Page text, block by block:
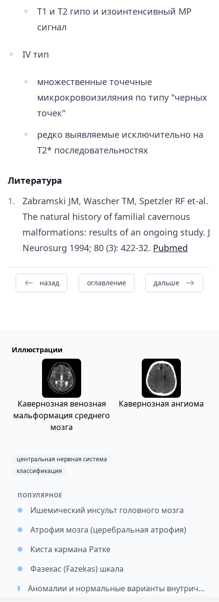
Т1 и Т2 гипо и изоинтенсивный МР
сигнал
IV тип
множественные точечные
микрокровоизиляния по типу "черных
точек"
редко выявляемые исключительно на
Т2* последовательностях
Литература
Zabramski JM, Wascher TM, Spetzler RF et-al.
The natural history of familial cavernous
malformations: results of an ongoing study. J
Neurosurg 1994; 80 (3): 422-32. Pubmed
назад оглавление дальше
Иллюстрации
Кавернозная венозная
мальформация среднего
мозга
Кавернозная ангиома
центральная нервная система
классификация
ПОПУЛЯРНОЕ
Ишемический инсульт головного мозга
Атрофия мозга (церебральная атрофия)
Киста кармана Ратке
Фазекас (Fazekas) шкала
Аномалии и нормальные варианты внутричерепных артерий: подход к классификации и значимость